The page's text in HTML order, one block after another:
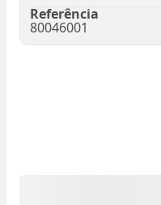
Referência
80046001